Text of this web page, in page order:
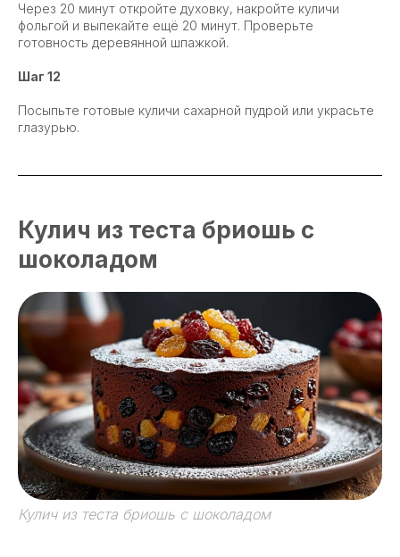
Через 20 минут откройте духовку, накройте куличи
фольгой и выпекайте ещё 20 минут. Проверьте
готовность деревянной шпажкой.
Шаг 12
Посыпьте готовые куличи сахарной пудрой или украсьте
глазурью.
Кулич из теста бриошь с
шоколадом
Кулич из теста бриошь с шоколадом